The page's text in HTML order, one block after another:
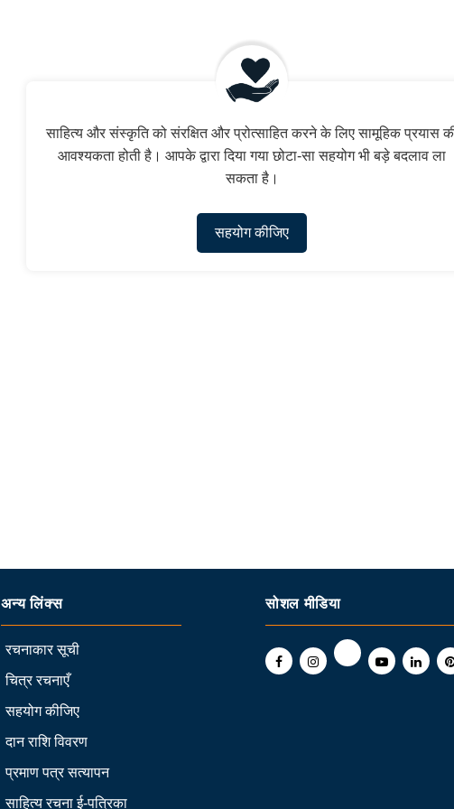
साहित्य और संस्कृति को संरक्षित और प्रोत्साहित करने के लिए सामूहिक प्रयास
आवश्यकता होती है। आपके द्वारा दिया गया छोटा-सा सहयोग भी बड़े बदलाव ला
सकता है।
सहयोग कीजिए
अन्य लिंक्स
रचनाकार सूची
चित्र रचनाएँ
सहयोग कीजिए
दान राशि विवरण
प्रमाण पत्र सत्यापन
साहित्य रचना ई-पत्रिका
सोशल मीडिया